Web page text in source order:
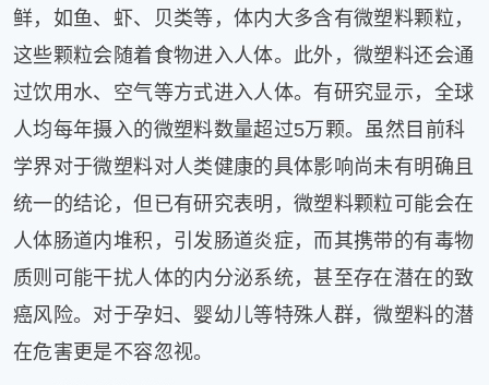
鲜，如鱼、虾、贝类等，体内大多含有微塑料颗粒，
这些颗粒会随着食物进入人体。此外，微塑料还会通
过饮用水、空气等方式进入人体。有研究显示，全球
人均每年摄入的微塑料数量超过5万颗。虽然目前科
学界对于微塑料对人类健康的具体影响尚未有明确且
统一的结论，但已有研究表明，微塑料颗粒可能会在
人体肠道内堆积，引发肠道炎症，而其携带的有毒物
质则可能干扰人体的内分泌系统，甚至存在潜在的致
癌风险。对于孕妇、婴幼儿等特殊人群，微塑料的潜
在危害更是不容忽视。